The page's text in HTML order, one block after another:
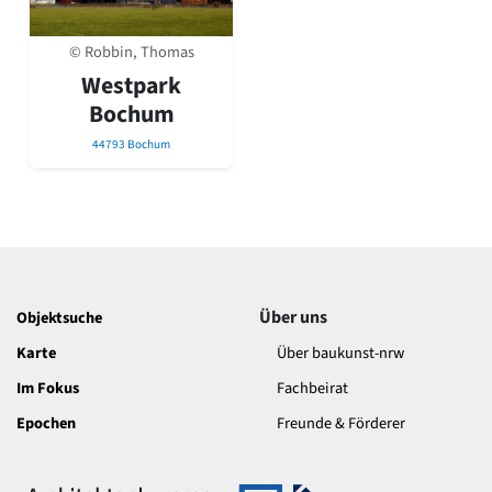
David Chipperfield
Harald Deilmann
Gottfried Böhm
Schneider von Esleben
Peter Behrens
Auszeichnung vorbildlicher Bauten NRW 2020
Big Beautiful Buildings (Großbauten der Nachkriegszeit)
Moderne
Jugendstil
Historismus
Klassizismus
Barock
Gotik
© Robbin, Thomas
Westpark
Bochum
44793 Bochum
Objektsuche
Karte
Im Fokus
Epochen
Über uns
Über baukunst-nrw
Fachbeirat
Freunde & Förderer